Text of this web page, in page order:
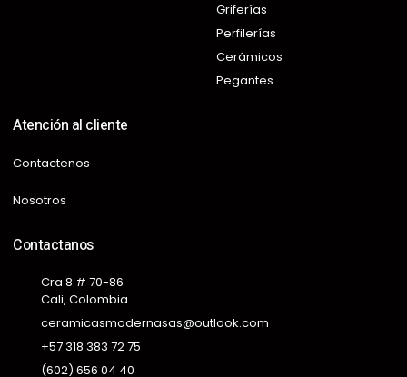
Griferías
Perfilerías
Cerámicos
Pegantes
Atención al cliente
Contactenos
Nosotros
Contactanos
Cra 8 # 70-86
Cali, Colombia
ceramicasmodernasas@outlook.com
+57 318 383 72 75
(602) 656 04 40